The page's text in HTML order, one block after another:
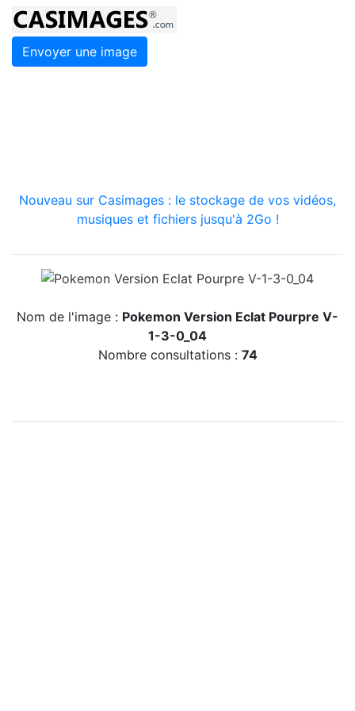
Envoyer une image
Nouveau sur Casimages : le stockage de vos vidéos,
musiques et fichiers jusqu'à 2Go !
Nom de l'image : Pokemon Version Eclat Pourpre V-
1-3-0_04
Nombre consultations : 74